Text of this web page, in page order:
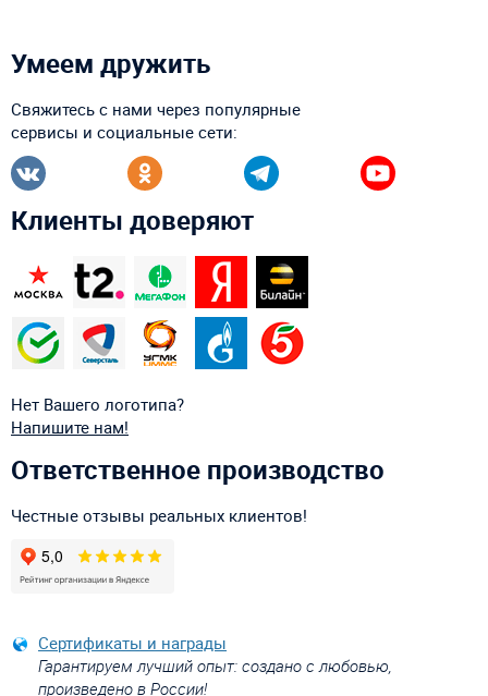
Умеем дружить
Свяжитесь с нами через популярные
сервисы и социальные сети:
Клиенты доверяют
Нет Вашего логотипа?
Напишите нам!
Ответственное производство
Честные отзывы реальных клиентов!
Сертификаты и награды
Гарантируем лучший опыт: создано с любовью,
произведено в России!